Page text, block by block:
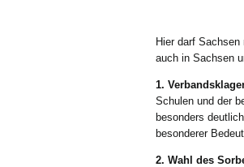
Hier darf
auch in Sachsen
1.
Schulen und der
besonders
besonderer
2. Wahl des